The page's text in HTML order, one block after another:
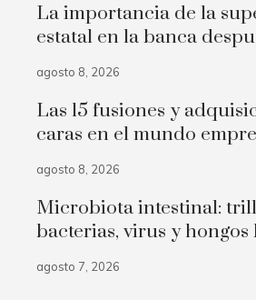
La importancia de la
estatal en la banca
agosto 8, 2026
Las 15 fusiones y
caras en el mundo
agosto 8, 2026
Microbiota intestinal:
bacterias, virus y hongos
agosto 7, 2026